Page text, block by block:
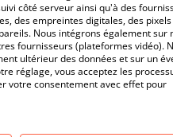
côté serveur ainsi qu'à des
des empreintes digitales, des
Nous intégrons également sur
fournisseurs (plateformes vidéo).
ultérieur des données et sur un
réglage, vous acceptez les
votre consentement avec effet pour